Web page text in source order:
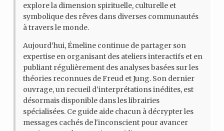
explore la dimension spirituelle, culturelle et
symbolique des rêves dans diverses communautés
à travers le monde.
Aujourd’hui, Émeline continue de partager son
expertise en organisant des ateliers interactifs et en
publiant régulièrement des analyses basées sur les
théories reconnues de Freud et Jung. Son dernier
ouvrage, un recueil d'interprétations inédites, est
désormais disponible dans les librairies
spécialisées. Ce guide aide chacun à décrypter les
messages cachés de l'inconscient pour avancer